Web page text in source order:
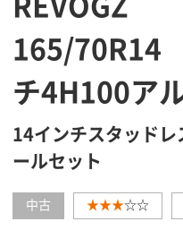
REVOGZ
165/70R14
チ4H100ア
14インチスタッドレ
ールセット
中古 ★★★☆☆